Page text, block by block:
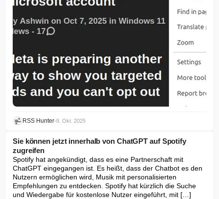
RSS Hunter•8. Okt. 2025
Sie können jetzt innerhalb von ChatGPT auf Spotify
zugreifen
Spotify hat angekündigt, dass es eine Partnerschaft mit
ChatGPT eingegangen ist. Es heißt, dass der Chatbot es den
Nutzern ermöglichen wird, Musik mit personalisierten
Empfehlungen zu entdecken. Spotify hat kürzlich die Suche
und Wiedergabe für kostenlose Nutzer eingeführt, mit […]